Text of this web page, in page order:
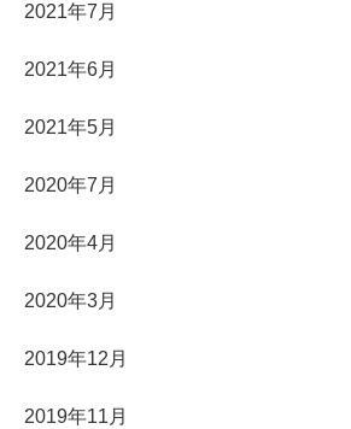
2021年7月
2021年6月
2021年5月
2020年7月
2020年4月
2020年3月
2019年12月
2019年11月